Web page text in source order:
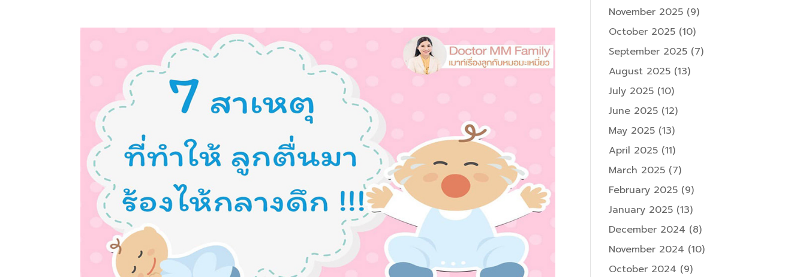
November 2025 (9)
October 2025 (10)
September 2025 (7)
August 2025 (13)
July 2025 (10)
June 2025 (12)
May 2025 (13)
April 2025 (11)
March 2025 (7)
February 2025 (9)
January 2025 (13)
December 2024 (8)
November 2024 (10)
October 2024 (9)